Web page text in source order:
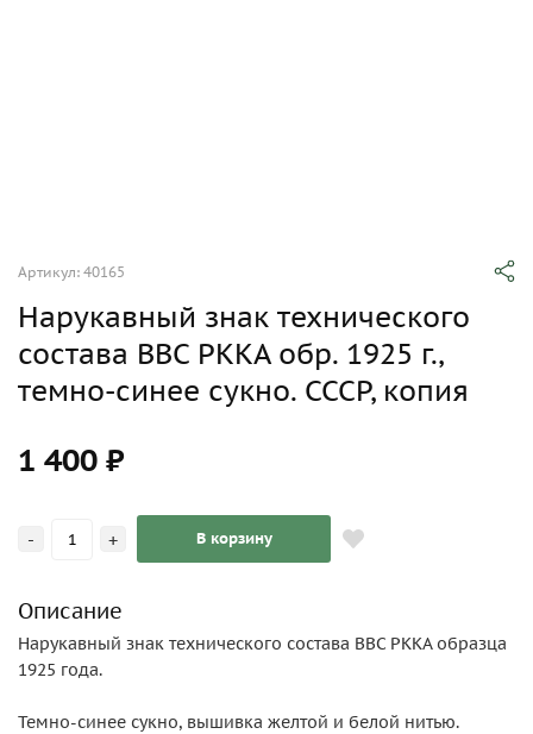
Артикул: 40165
Нарукавный знак технического
состава ВВС РККА обр. 1925 г.,
темно-синее сукно. СССР, копия
1 400 ₽
- + В корзину
Описание
Нарукавный знак технического состава ВВС РККА образца
1925 года.
Темно-синее сукно, вышивка желтой и белой нитью.